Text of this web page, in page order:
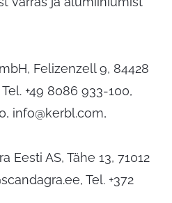
Felizenzell 9, 84428
+49 8086 933-100,
info@kerbl.com,
Eesti AS, Tähe 13, 71012
, Tel. +372